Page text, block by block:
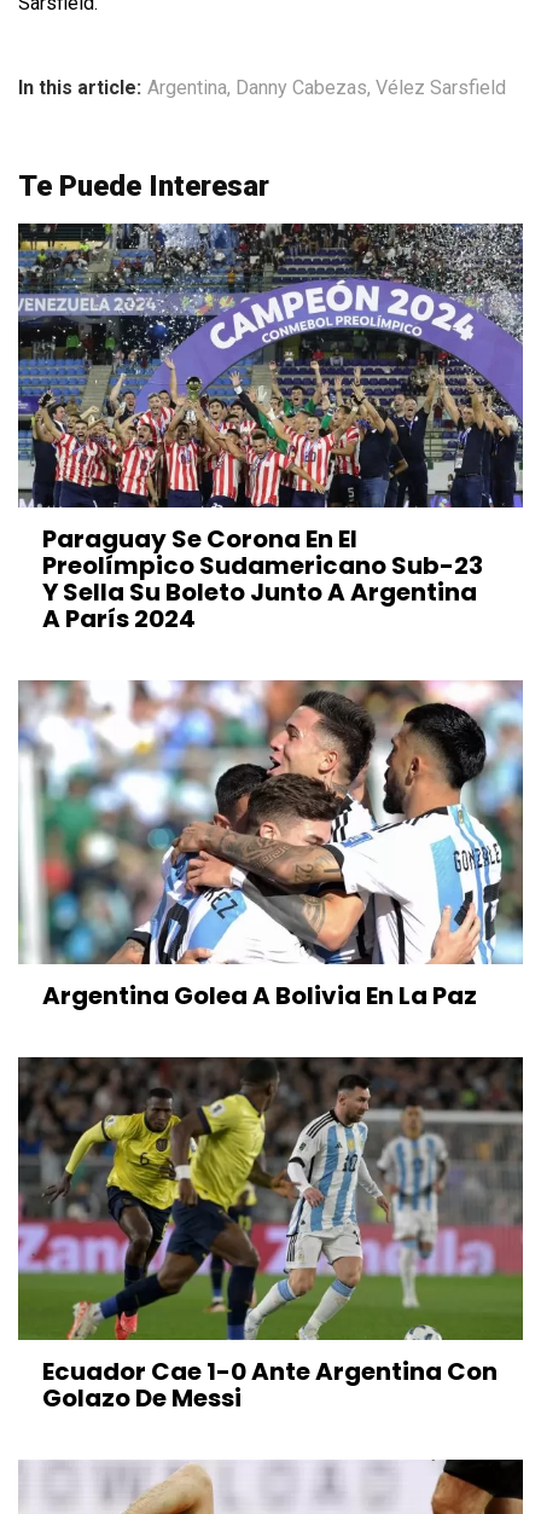
In this article: Argentina, Danny Cabezas, Vélez Sarsfield
Te Puede Interesar
Paraguay Se Corona En El
Preolímpico Sudamericano Sub-23
Y Sella Su Boleto Junto A Argentina
A París 2024
Argentina Golea A Bolivia En La Paz
Ecuador Cae 1-0 Ante Argentina Con
Golazo De Messi